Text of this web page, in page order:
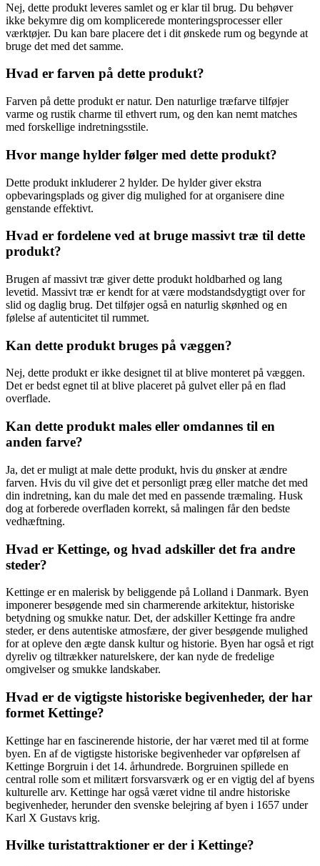
Nej, dette produkt leveres samlet og er klar til brug. Du behøver
ikke bekymre dig om komplicerede monteringsprocesser eller
værktøjer. Du kan bare placere det i dit ønskede rum og begynde at
bruge det med det samme.
Hvad er farven på dette produkt?
Farven på dette produkt er natur. Den naturlige træfarve tilføjer
varme og rustik charme til ethvert rum, og den kan nemt matches
med forskellige indretningsstile.
Hvor mange hylder følger med dette produkt?
Dette produkt inkluderer 2 hylder. De hylder giver ekstra
opbevaringsplads og giver dig mulighed for at organisere dine
genstande effektivt.
Hvad er fordelene ved at bruge massivt træ til dette
produkt?
Brugen af massivt træ giver dette produkt holdbarhed og lang
levetid. Massivt træ er kendt for at være modstandsdygtigt over for
slid og daglig brug. Det tilføjer også en naturlig skønhed og en
følelse af autenticitet til rummet.
Kan dette produkt bruges på væggen?
Nej, dette produkt er ikke designet til at blive monteret på væggen.
Det er bedst egnet til at blive placeret på gulvet eller på en flad
overflade.
Kan dette produkt males eller omdannes til en
anden farve?
Ja, det er muligt at male dette produkt, hvis du ønsker at ændre
farven. Hvis du vil give det et personligt præg eller matche det med
din indretning, kan du male det med en passende træmaling. Husk
dog at forberede overfladen korrekt, så malingen får den bedste
vedhæftning.
Hvad er Kettinge, og hvad adskiller det fra andre
steder?
Kettinge er en malerisk by beliggende på Lolland i Danmark. Byen
imponerer besøgende med sin charmerende arkitektur, historiske
betydning og smukke natur. Det, der adskiller Kettinge fra andre
steder, er dens autentiske atmosfære, der giver besøgende mulighed
for at opleve den ægte dansk kultur og historie. Byen har også et rigt
dyreliv og tiltrækker naturelskere, der kan nyde de fredelige
omgivelser og smukke landskaber.
Hvad er de vigtigste historiske begivenheder, der har
formet Kettinge?
Kettinge har en fascinerende historie, der har været med til at forme
byen. En af de vigtigste historiske begivenheder var opførelsen af ​​
Kettinge Borgruin i det 14. århundrede. Borgruinen spillede en
central rolle som et militært forsvarsværk og er en vigtig del af byens
kulturelle arv. Kettinge har også været vidne til andre historiske
begivenheder, herunder den svenske belejring af byen i 1657 under
Karl X Gustavs krig.
Hvilke turistattraktioner er der i Kettinge?